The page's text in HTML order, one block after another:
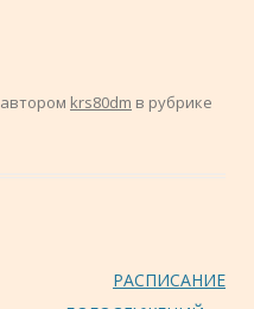
автором krs80dm в рубрике
РАСПИСАНИЕ